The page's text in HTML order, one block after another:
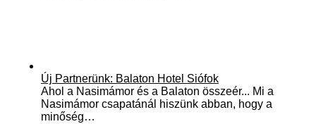
Új Partnerünk: Balaton Hotel Siófok
Ahol a Nasimámor és a Balaton összeér... Mi a
Nasimámor csapatánál hiszünk abban, hogy a
minőség…